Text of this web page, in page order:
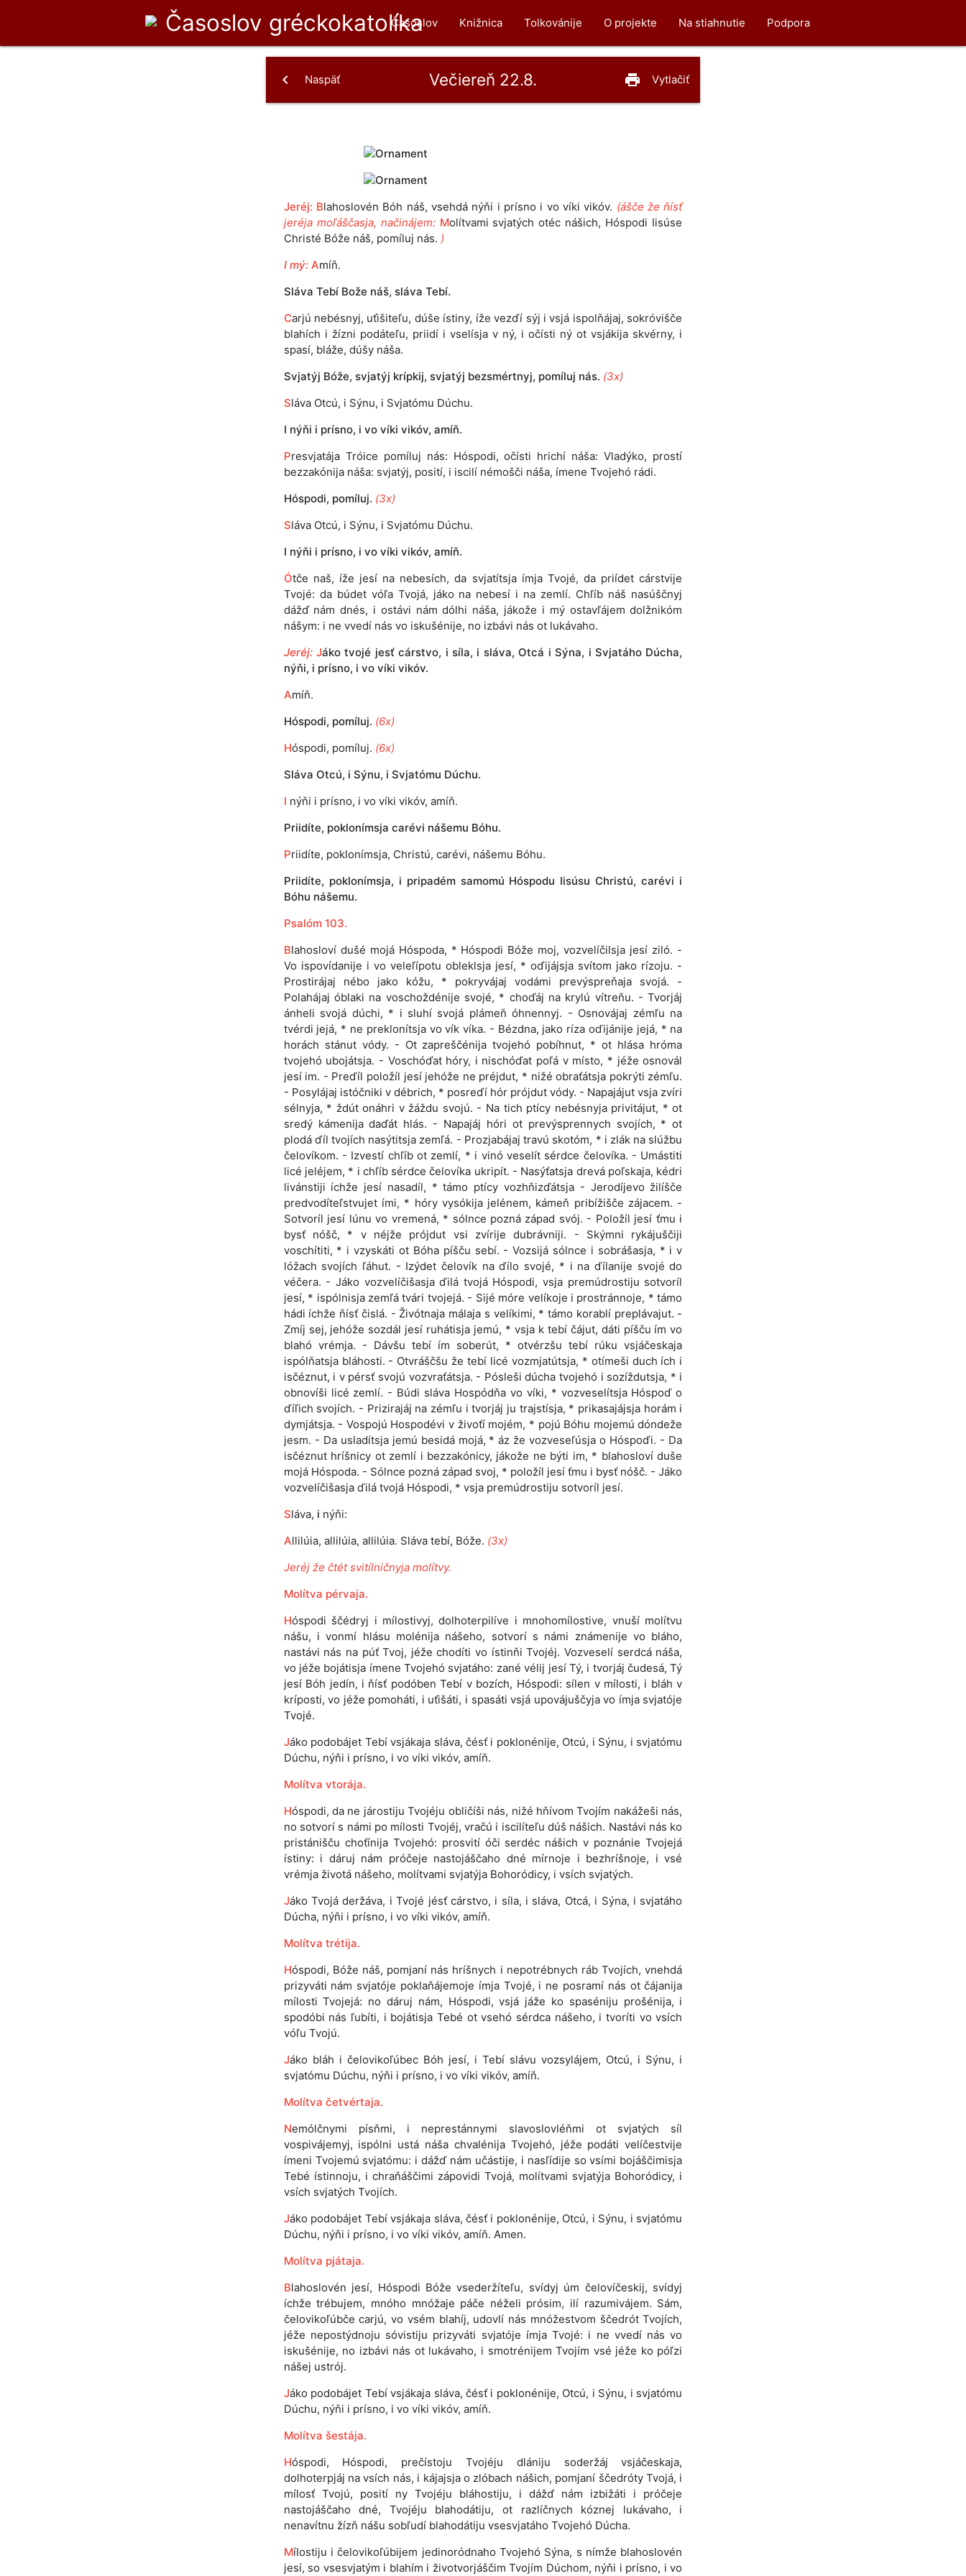
Časoslov gréckokatolíka
Časoslov Knižnica Tolkovánije O projekte Na stiahnutie Podpora
Večiereň 22.8.
chevron_left Naspäť print Vytlačiť
Jeréj: Blahoslovén Bóh náš, vsehdá nýňi i prísno i vo víki vikóv. (ášče že ňísť
jeréja moľáščasja, načinájem: Molítvami svjatých otéc nášich, Hóspodi Iisúse
Christé Bóže náš, pomíluj nás. )
I mý: Amíň.
Sláva Tebí Bože náš, sláva Tebí.
Carjú nebésnyj, uťišiteľu, dúše ístiny, íže vezďí sýj i vsjá ispolňájaj, sokróvišče
blahích i žízni podáteľu, priidí i vselísja v ný, i očísti ný ot vsjákija skvérny, i
spasí, bláže, dúšy náša.
Svjatýj Bóže, svjatýj krípkij, svjatýj bezsmértnyj, pomíluj nás. (3x)
Sláva Otcú, i Sýnu, i Svjatómu Dúchu.
I nýňi i prísno, i vo víki vikóv, amíň.
Presvjatája Tróice pomíluj nás: Hóspodi, očísti hrichí náša: Vladýko, prostí
bezzakónija náša: svjatýj, posití, i iscilí némošči náša, ímene Tvojehó rádi.
Hóspodi, pomíluj. (3x)
Sláva Otcú, i Sýnu, i Svjatómu Dúchu.
I nýňi i prísno, i vo víki vikóv, amíň.
Ótče naš, íže jesí na nebesích, da svjatítsja ímja Tvojé, da priídet cárstvije
Tvojé: da búdet vóľa Tvojá, jáko na nebesí i na zemlí. Chľíb náš nasúščnyj
dážď nám dnés, i ostávi nám dólhi náša, jákože i mý ostavľájem dolžnikóm
nášym: i ne vvedí nás vo iskušénije, no izbávi nás ot lukávaho.
Jeréj: Jáko tvojé jesť cárstvo, i síla, i sláva, Otcá i Sýna, i Svjatáho Dúcha,
nýňi, i prísno, i vo víki vikóv.
Amíň.
Hóspodi, pomíluj. (6x)
Hóspodi, pomíluj. (6x)
Sláva Otcú, i Sýnu, i Svjatómu Dúchu.
I nýňi i prísno, i vo víki vikóv, amíň.
Priidíte, poklonímsja carévi nášemu Bóhu.
Priidíte, poklonímsja, Christú, carévi, nášemu Bóhu.
Priidíte, poklonímsja, i pripadém samomú Hóspodu Iisúsu Christú, carévi i
Bóhu nášemu.
Psalóm 103.
Blahosloví dušé mojá Hóspoda, * Hóspodi Bóže moj, vozvelíčilsja jesí ziló. -
Vo ispovídanije i vo veleľípotu obleklsja jesí, * oďijájsja svítom jako rízoju. -
Prostirájaj nébo jako kóžu, * pokryvájaj vodámi prevýspreňaja svojá. -
Polahájaj óblaki na voschoždénije svojé, * choďáj na krylú vítreňu. - Tvorjáj
ánheli svojá dúchi, * i sluhí svojá plámeň óhnennyj. - Osnovájaj zémľu na
tvérdi jejá, * ne preklonítsja vo vík víka. - Bézdna, jako ríza oďijánije jejá, * na
horách stánut vódy. - Ot zapreščénija tvojehó pobíhnut, * ot hlása hróma
tvojehó ubojátsja. - Voschóďat hóry, i nischóďat poľá v místo, * jéže osnovál
jesí im. - Preďíl položíl jesí jehóže ne préjdut, * nižé obraťátsja pokrýti zémľu.
- Posylájaj istóčniki v débrich, * posreďí hór prójdut vódy. - Napajájut vsja zvíri
sélnyja, * ždút onáhri v žáždu svojú. - Na tich ptícy nebésnyja privitájut, * ot
sredý kámenija daďát hlás. - Napajáj hóri ot prevýsprennych svojích, * ot
plodá ďíl tvojích nasýtitsja zemľá. - Prozjabájaj travú skotóm, * i zlák na slúžbu
čelovíkom. - Izvestí chľíb ot zemlí, * i vinó veselít sérdce čelovíka. - Umástiti
licé jeléjem, * i chľíb sérdce čelovíka ukripít. - Nasýťatsja drevá poľskaja, kédri
livánstiji íchže jesí nasadíl, * támo ptícy vozhňizďátsja - Jerodíjevo žilíšče
predvodíteľstvujet ími, * hóry vysókija jelénem, kámeň pribížišče zájacem. -
Sotvoríl jesí lúnu vo vremená, * sólnce pozná západ svój. - Položíl jesí ťmu i
bysť nóšč, * v néjže prójdut vsi zvírije dubrávniji. - Skýmni rykájuščiji
voschítiti, * i vzyskáti ot Bóha píšču sebí. - Vozsijá sólnce i sobrášasja, * i v
lóžach svojích ľáhut. - Izýdet čelovík na ďílo svojé, * i na ďílanije svojé do
véčera. - Jáko vozvelíčišasja ďilá tvojá Hóspodi, vsja premúdrostiju sotvoríl
jesí, * ispólnisja zemľá tvári tvojejá. - Sijé móre velíkoje i prostránnoje, * támo
hádi íchže ňísť čislá. - Živótnaja málaja s velíkimi, * támo korablí preplávajut. -
Zmíj sej, jehóže sozdál jesí ruhátisja jemú, * vsja k tebí čájut, dáti píšču ím vo
blahó vrémja. - Dávšu tebí ím soberút, * otvérzšu tebí rúku vsjáčeskaja
ispólňatsja bláhosti. - Otvráščšu že tebí licé vozmjatútsja, * otímeši duch ích i
isčéznut, i v pérsť svojú vozvraťátsja. - Pósleši dúcha tvojehó i sozíždutsja, * i
obnovíši licé zemlí. - Búdi sláva Hospódňa vo víki, * vozveselítsja Hóspoď o
ďíľich svojích. - Prizirajáj na zémľu i tvorjáj ju trajstísja, * prikasajájsja horám i
dymjátsja. - Vospojú Hospodévi v živoťí mojém, * pojú Bóhu mojemú dóndeže
jesm. - Da usladítsja jemú besidá mojá, * áz že vozveseľúsja o Hóspoďi. - Da
isčéznut hríšnicy ot zemlí i bezzakónicy, jákože ne býti im, * blahosloví duše
mojá Hóspoda. - Sólnce pozná západ svoj, * položíl jesí ťmu i bysť nóšč. - Jáko
vozvelíčišasja ďilá tvojá Hóspodi, * vsja premúdrostiju sotvoríl jesí.
Sláva, i nýňi:
Allilúia, allilúia, allilúia. Sláva tebí, Bóže. (3x)
Jeréj že čtét svitílničnyja molítvy.
Molítva pérvaja.
Hóspodi ščédryj i mílostivyj, dolhoterpilíve i mnohomílostive, vnuší molítvu
nášu, i vonmí hlásu molénija nášeho, sotvorí s námi známenije vo bláho,
nastávi nás na púť Tvoj, jéže chodíti vo ístinňi Tvojéj. Vozveselí serdcá náša,
vo jéže bojátisja ímene Tvojehó svjatáho: zané vélij jesí Tý, i tvorjáj čudesá, Tý
jesí Bóh jedín, i ňísť podóben Tebí v bozích, Hóspodi: sílen v mílosti, i bláh v
kríposti, vo jéže pomoháti, i uťišáti, i spasáti vsjá upovájuščyja vo ímja svjatóje
Tvojé.
Jáko podobájet Tebí vsjákaja sláva, čésť i poklonénije, Otcú, i Sýnu, i svjatómu
Dúchu, nýňi i prísno, i vo víki vikóv, amíň.
Molítva vtorája.
Hóspodi, da ne járostiju Tvojéju obličíši nás, nižé hňívom Tvojím nakážeši nás,
no sotvorí s námi po mílosti Tvojéj, vračú i iscilíteľu dúš nášich. Nastávi nás ko
pristánišču choťínija Tvojehó: prosvití óči serdéc nášich v poznánie Tvojejá
ístiny: i dáruj nám próčeje nastojáščaho dné mírnoje i bezhríšnoje, i vsé
vrémja životá nášeho, molítvami svjatýja Bohoródicy, i vsích svjatých.
Jáko Tvojá deržáva, i Tvojé jésť cárstvo, i síla, i sláva, Otcá, i Sýna, i svjatáho
Dúcha, nýňi i prísno, i vo víki vikóv, amíň.
Molítva trétija.
Hóspodi, Bóže náš, pomjaní nás hríšnych i nepotrébnych ráb Tvojích, vnehdá
prizyváti nám svjatóje poklaňájemoje ímja Tvojé, i ne posramí nás ot čájanija
mílosti Tvojejá: no dáruj nám, Hóspodi, vsjá jáže ko spaséniju prošénija, i
spodóbi nás ľubíti, i bojátisja Tebé ot vsehó sérdca nášeho, i tvoríti vo vsích
vóľu Tvojú.
Jáko bláh i čelovikoľúbec Bóh jesí, i Tebí slávu vozsylájem, Otcú, i Sýnu, i
svjatómu Dúchu, nýňi i prísno, i vo víki vikóv, amíň.
Molítva četvértaja.
Nemólčnymi písňmi, i neprestánnymi slavoslovléňmi ot svjatých síl
vospivájemyj, ispólni ustá náša chvalénija Tvojehó, jéže podáti velíčestvije
ímeni Tvojemú svjatómu: i dážď nám učástije, i nasľídije so vsími bojáščimisja
Tebé ístinnoju, i chraňáščimi zápovidi Tvojá, molítvami svjatýja Bohoródicy, i
vsích svjatých Tvojích.
Jáko podobájet Tebí vsjákaja sláva, čésť i poklonénije, Otcú, i Sýnu, i svjatómu
Dúchu, nýňi i prísno, i vo víki vikóv, amíň. Amen.
Molítva pjátaja.
Blahoslovén jesí, Hóspodi Bóže vsederžíteľu, svídyj úm čelovíčeskij, svídyj
íchže trébujem, mnóho mnóžaje páče néželi prósim, ilí razumivájem. Sám,
čelovikoľúbče carjú, vo vsém blahíj, udovlí nás mnóžestvom ščedrót Tvojích,
jéže nepostýdnoju sóvistiju prizyváti svjatóje ímja Tvojé: i ne vvedí nás vo
iskušénije, no izbávi nás ot lukávaho, i smotrénijem Tvojím vsé jéže ko póľzi
nášej ustrój.
Jáko podobájet Tebí vsjákaja sláva, čésť i poklonénije, Otcú, i Sýnu, i svjatómu
Dúchu, nýňi i prísno, i vo víki vikóv, amíň.
Molítva šestája.
Hóspodi, Hóspodi, prečístoju Tvojéju dlániju soderžáj vsjáčeskaja,
dolhoterpjáj na vsích nás, i kájajsja o zlóbach nášich, pomjaní ščedróty Tvojá, i
mílosť Tvojú, posití ny Tvojéju bláhostiju, i dážď nám izbižáti i próčeje
nastojáščaho dné, Tvojéju blahodátiju, ot razlíčnych kóznej lukávaho, i
nenavítnu žízň nášu sobľudí blahodátiju vsesvjatáho Tvojehó Dúcha.
Mílostiju i čelovikoľúbijem jedinoródnaho Tvojehó Sýna, s nímže blahoslovén
jesí, so vsesvjatým i blahím i životvorjáščim Tvojím Dúchom, nýňi i prísno, i vo